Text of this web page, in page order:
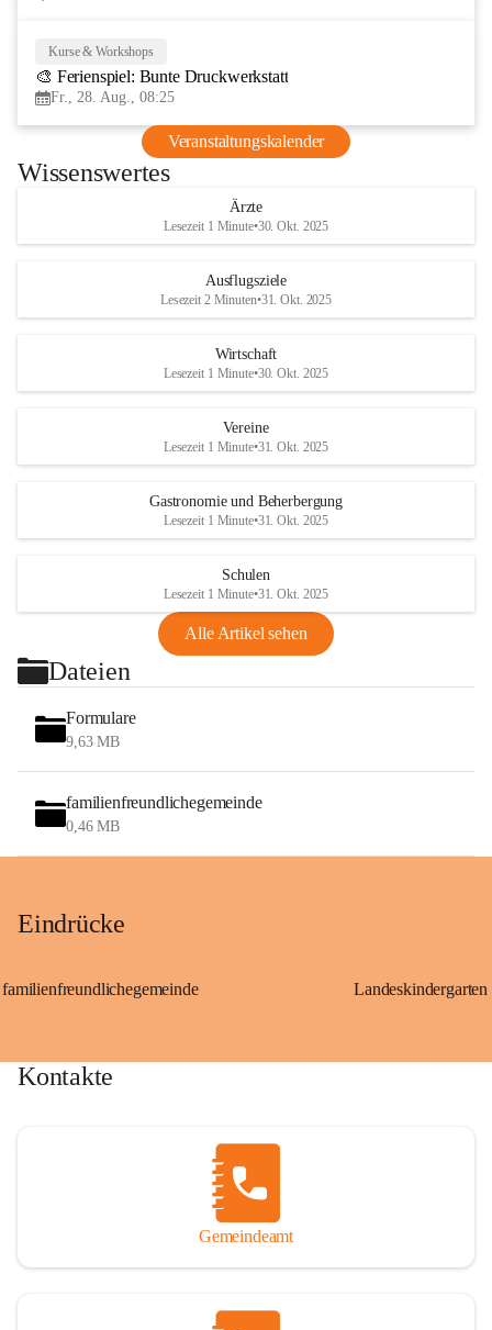
Kurse & Workshops
🎨 Ferienspiel: Bunte Druckwerkstatt
Fr., 28. Aug., 08:25
Veranstaltungskalender
Wissenswertes
Ärzte
Lesezeit 1 Minute•30. Okt. 2025
Ausflugsziele
Lesezeit 2 Minuten•31. Okt. 2025
Wirtschaft
Lesezeit 1 Minute•30. Okt. 2025
Vereine
Lesezeit 1 Minute•31. Okt. 2025
Gastronomie und Beherbergung
Lesezeit 1 Minute•31. Okt. 2025
Schulen
Lesezeit 1 Minute•31. Okt. 2025
Alle Artikel sehen
Dateien
Formulare
9,63 MB
familienfreundlichegemeinde
0,46 MB
Eindrücke
familienfreundlichegemeinde
Kontakte
Gemeindeamt